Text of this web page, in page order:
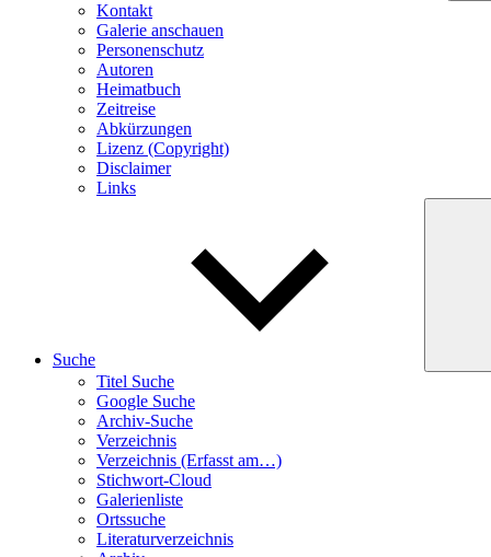
Kontakt
Galerie anschauen
Personenschutz
Autoren
Heimatbuch
Zeitreise
Abkürzungen
Lizenz (Copyright)
Disclaimer
Links
Suche
Titel Suche
Google Suche
Archiv-Suche
Verzeichnis
Verzeichnis (Erfasst am…)
Stichwort-Cloud
Galerienliste
Ortssuche
Literaturverzeichnis